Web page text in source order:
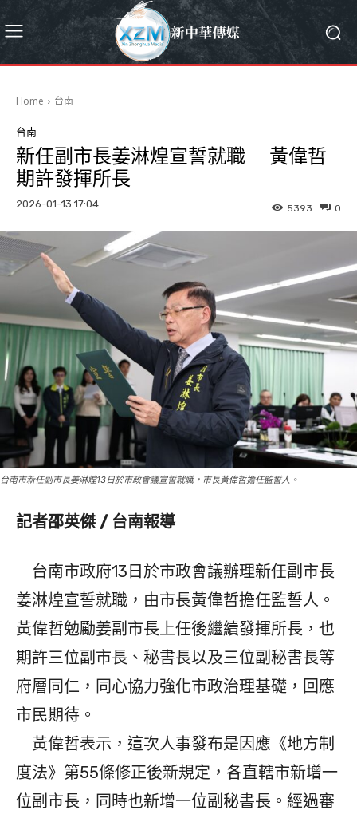
Home 台南
台南
新任副市長姜淋煌宣誓就職 黃偉哲
期許發揮所長
2026-01-13 17:04 0
5393
台南市新任副市長姜淋煌13日於市政會議宣誓就職，市長黃偉哲擔任監誓人。
記者邵英傑 / 台南報導
台南市政府13日於市政會議辦理新任副市長
姜淋煌宣誓就職，由市長黃偉哲擔任監誓人。
黃偉哲勉勵姜副市長上任後繼續發揮所長，也
期許三位副市長、秘書長以及三位副秘書長等
府層同仁，同心協力強化市政治理基礎，回應
市民期待。
黃偉哲表示，這次人事發布是因應《地方制
度法》第55條修正後新規定，各直轄市新增一
位副市長，同時也新增一位副秘書長。經過審